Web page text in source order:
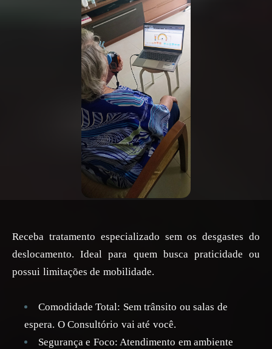
Receba tratamento especializado sem os desgastes do
deslocamento. Ideal para quem busca praticidade ou
possui limitações de mobilidade.
Comodidade Total: Sem trânsito ou salas de
espera. O Consultório vai até você.
Segurança e Foco: Atendimento em ambiente